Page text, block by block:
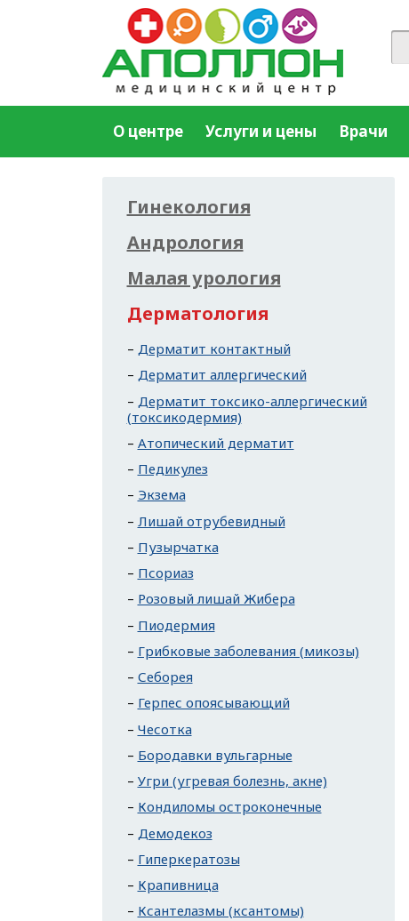
О центре Услуги и цены Врачи
Гинекология
Андрология
Малая урология
Дерматология
Дерматит контактный
Дерматит аллергический
Дерматит токсико-аллергический
(токсикодермия)
Атопический дерматит
Педикулез
Экзема
Лишай отрубевидный
Пузырчатка
Псориаз
Розовый лишай Жибера
Пиодермия
Грибковые заболевания (микозы)
Себорея
Герпес опоясывающий
Чесотка
Бородавки вульгарные
Угри (угревая болезнь, акне)
Кондиломы остроконечные
Демодекоз
Гиперкератозы
Крапивница
Ксантелазмы (ксантомы)